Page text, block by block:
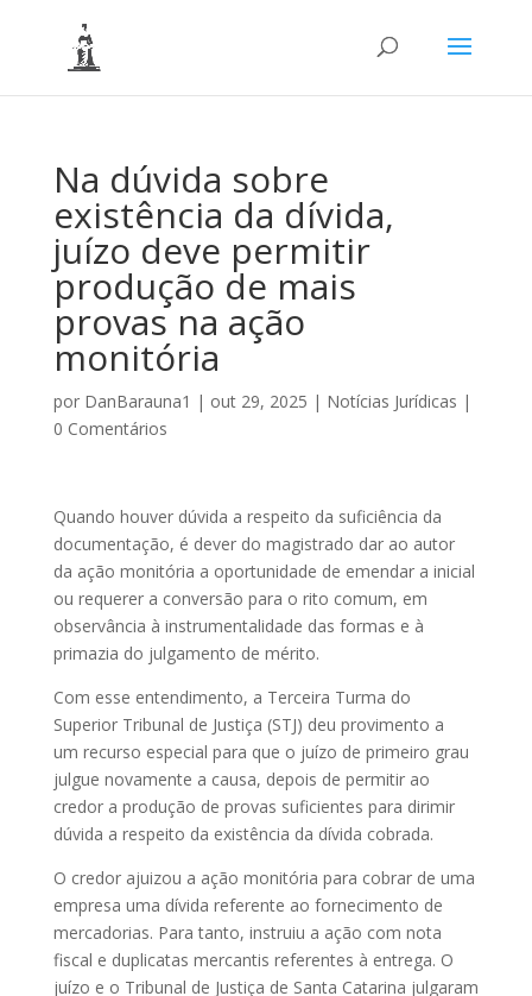
Na dúvida sobre
existência da dívida,
juízo deve permitir
produção de mais
provas na ação
monitória
por DanBarauna1 | out 29, 2025 | Notícias Jurídicas |
0 Comentários
Quando houver dúvida a respeito da suficiência da
documentação, é dever do magistrado dar ao autor
da ação monitória a oportunidade de emendar a inicial
ou requerer a conversão para o rito comum, em
observância à instrumentalidade das formas e à
primazia do julgamento de mérito.
Com esse entendimento, a Terceira Turma do
Superior Tribunal de Justiça (STJ) deu provimento a
um recurso especial para que o juízo de primeiro grau
julgue novamente a causa, depois de permitir ao
credor a produção de provas suficientes para dirimir
dúvida a respeito da existência da dívida cobrada.
O credor ajuizou a ação monitória para cobrar de uma
empresa uma dívida referente ao fornecimento de
mercadorias. Para tanto, instruiu a ação com nota
fiscal e duplicatas mercantis referentes à entrega. O
juízo e o Tribunal de Justiça de Santa Catarina julgaram